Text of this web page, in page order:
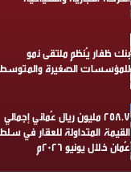
بنك ظفار يُنظم ملتقى نمو
للمؤسسات الصغيرة
258.7 مليون ريال عُماني إجمالي
القيمة المتداولة للعقار في
عُمان خلال يونيو 2026م